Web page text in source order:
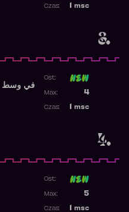
3.
msc
Czas:
4.
Ost:
4
Max:
msc
Czas:
Ost:
5
Max:
msc
Czas: